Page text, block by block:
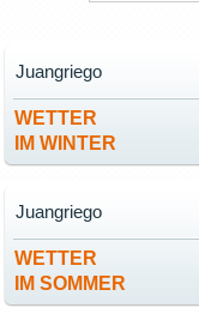
WETTER
IM WINTER
Juangriego
WETTER
IM SOMMER
Juangriego